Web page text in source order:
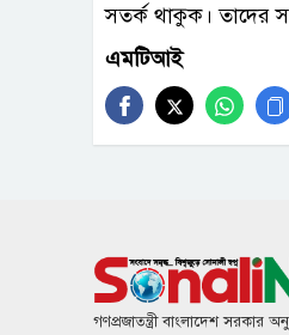
সতর্ক থাকুক। তাদের
এমটিআই
গণপ্রজাতন্ত্রী বাংলাদেশ সরকার